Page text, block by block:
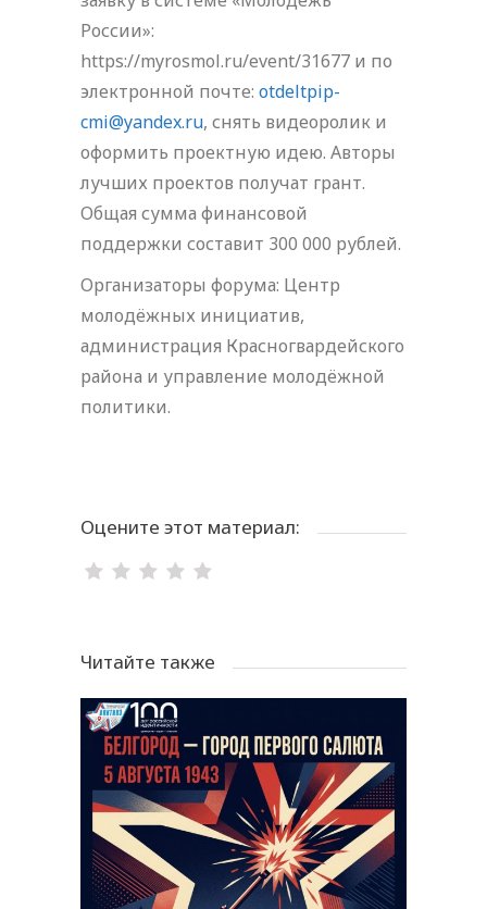
России»:
https://myrosmol.ru/event/31677 и по
электронной почте: otdeltpip-
cmi@yandex.ru, снять видеоролик и
оформить проектную идею. Авторы
лучших проектов получат грант.
Общая сумма финансовой
поддержки составит 300 000 рублей.
Организаторы форума: Центр
молодёжных инициатив,
администрация Красногвардейского
района и управление молодёжной
политики.
Оцените этот материал:
Читайте также